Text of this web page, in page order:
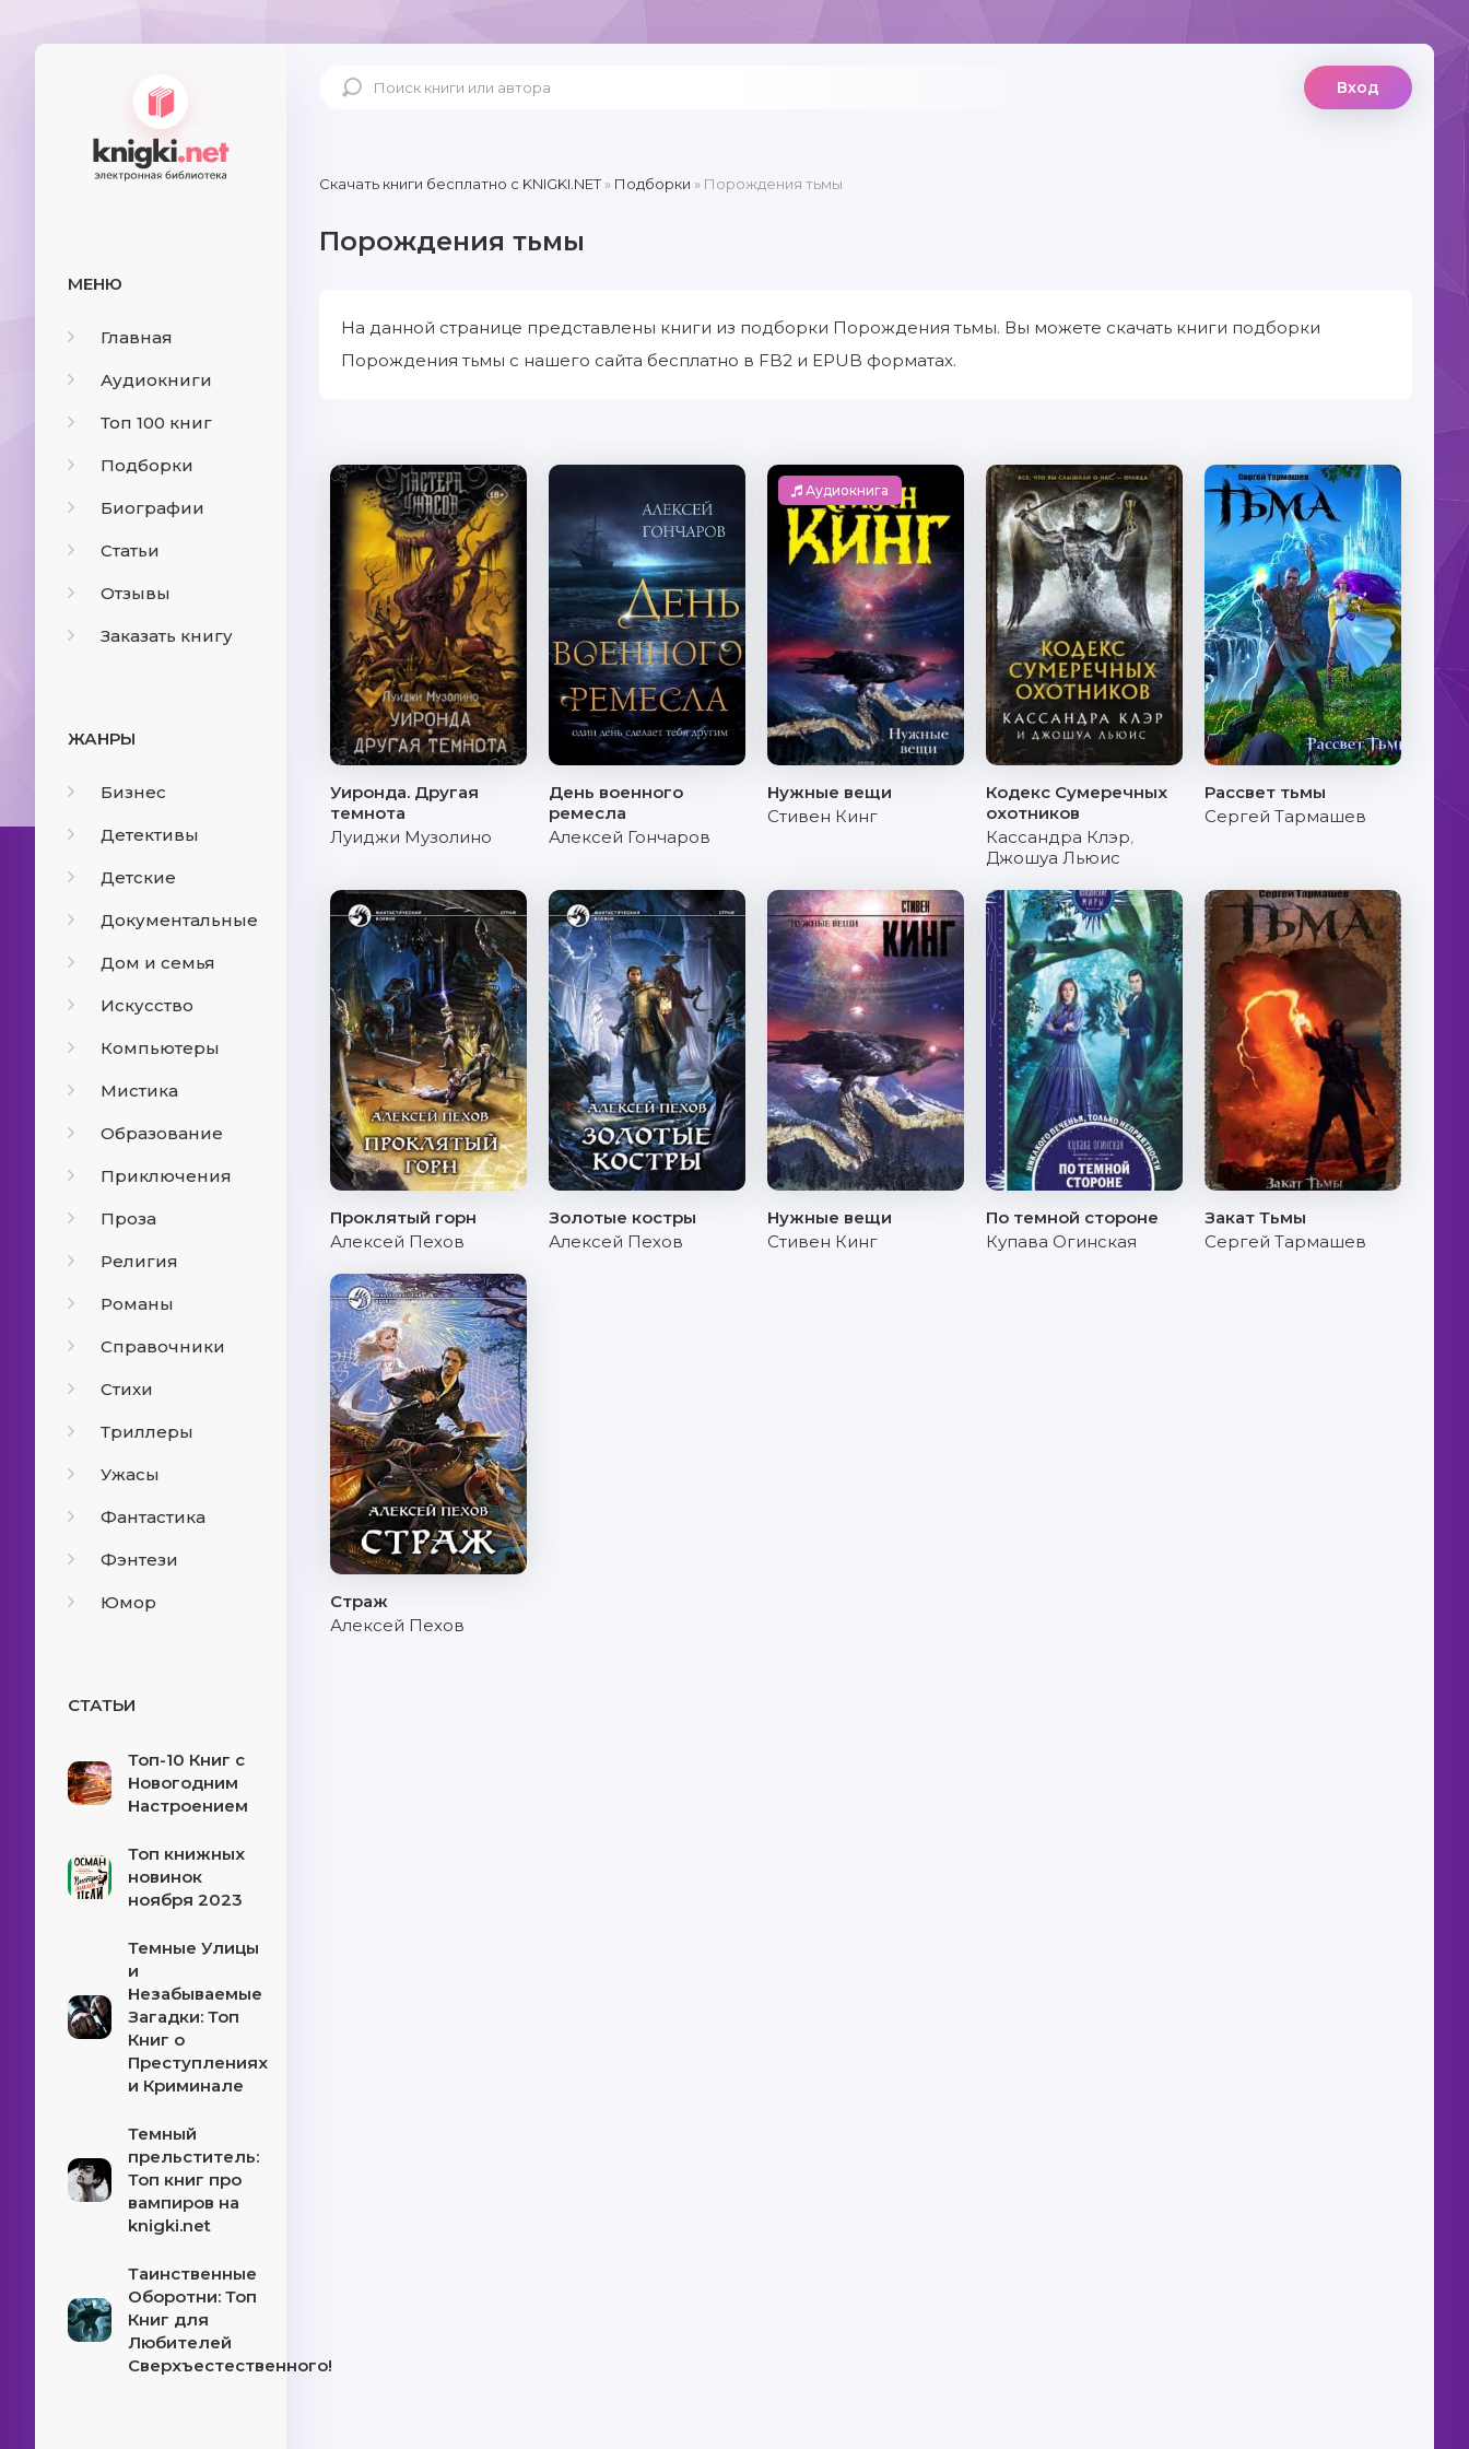
МЕНЮ
Главная
Аудиокниги
Топ 100 книг
Подборки
Биографии
Статьи
Отзывы
Заказать книгу
ЖАНРЫ
Бизнес
Детективы
Детские
Документальные
Дом и семья
Искусство
Компьютеры
Мистика
Образование
Приключения
Проза
Религия
Романы
Справочники
Стихи
Триллеры
Ужасы
Фантастика
Фэнтези
Юмор
СТАТЬИ
Топ-10 Книг с
Новогодним
Настроением
Топ книжных
новинок
ноября 2023
Темные Улицы
и
Незабываемые
Загадки: Топ
Книг о
Преступлениях
и Криминале
Темный
прельститель:
Топ книг про
вампиров на
knigki.net
Таинственные
Оборотни: Топ
Книг для
Любителей
Сверхъестественного!
Вход
Скачать книги бесплатно c KNIGKI.NET» Подборки » Порождения тьмы
Порождения тьмы
На данной странице представлены книги из подборки Порождения тьмы. Вы можете скачать книги подборки
Порождения тьмы с нашего сайта бесплатно в FB2 и EPUB форматах.
Уиронда. Другая
темнота
Луиджи Музолино
День военного
ремесла
Алексей Гончаров
Аудиокнига
Нужные вещи
Стивен Кинг
Кодекс Сумеречных
охотников
Кассандра Клэр,
Джошуа Льюис
Рассвет тьмы
Сергей Тармашев
Проклятый горн
Алексей Пехов
Золотые костры
Алексей Пехов
Нужные вещи
Стивен Кинг
По темной стороне
Купава Огинская
Закат Тьмы
Сергей Тармашев
Страж
Алексей Пехов